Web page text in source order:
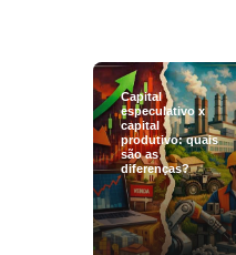
Capital
especulativo x
capital
produtivo: quais
são as
diferenças?